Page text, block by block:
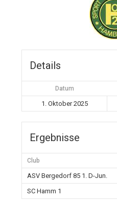
Details
Datum
1. Oktober 2025
Ergebnisse
Club
ASV Bergedorf 85 1. D-Jun.
SC Hamm 1